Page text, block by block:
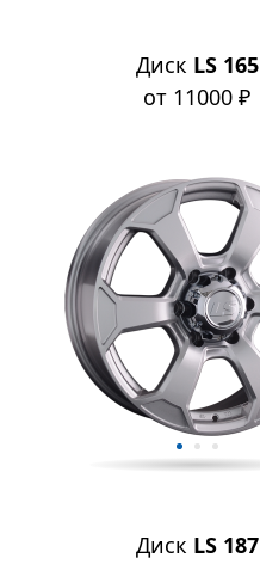
Диск LS 165
от 11000 ₽
Диск LS 187